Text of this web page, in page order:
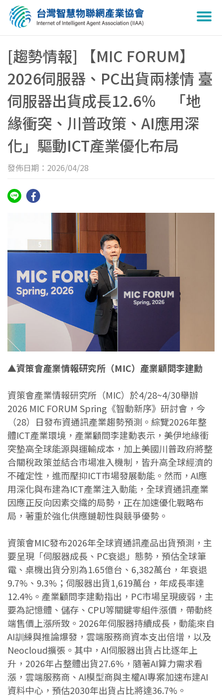
[趨勢情報] 【MIC FORUM】
2026伺服器、PC出貨兩樣情 臺
伺服器出貨成長12.6％ 「地
緣衝突、川普政策、AI應用深
化」驅動ICT產業優化布局
發佈日期：2026/04/28
▲資策會產業情報研究所（MIC）產業顧問李建勳
資策會產業情報研究所（MIC）於4/28~4/30舉辦
2026 MIC FORUM Spring《智動新序》研討會，今
（28）日發布資通訊產業趨勢預測。綜覽2026年整
體ICT產業環境，產業顧問李建勳表示，美伊地緣衝
突墊高全球能源與運輸成本，加上美國川普政府將整
合關稅政策並結合市場准入機制，皆升高全球經濟的
不確定性，進而壓抑ICT市場發展動能。然而，AI應
用深化與布建為ICT產業注入動能，全球資通訊產業
因應正反向因素交織的局勢，正在加速優化戰略布
局，著重於強化供應鏈韌性與競爭優勢。
資策會MIC發布2026年全球資通訊產品出貨預測，主
要呈現「伺服器成長、PC衰退」態勢，預估全球筆
電、桌機出貨分別為1.65億台、6,382萬台，年衰退
9.7%、9.3%；伺服器出貨1,619萬台，年成長率達
12.4%。產業顧問李建勳指出，PC市場呈現疲弱，主
要為記憶體、儲存、CPU等關鍵零組件漲價，帶動終
端售價上漲所致。2026年伺服器持續成長，動能來自
AI訓練與推論爆發，雲端服務商資本支出倍增，以及
Neocloud擴張。其中，AI伺服器出貨占比逐年上
升，2026年占整體出貨27.6%，隨著AI算力需求看
漲，雲端服務商、AI模型商與主權AI專案加速布建AI
資料中心，預估2030年出貨占比將達36.7%。